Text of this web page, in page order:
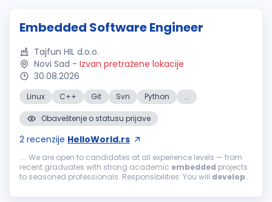
Embedded Software Engineer
Tajfun HIL d.o.o.
Novi Sad - Izvan pretražene lokacije
30.08.2026
Linux C++ Git Svn Python ...
Obaveštenje o statusu prijave
2 recenzije HelloWorld.rs
.... We are open to candidates at all experience levels — from
recent graduates with strong academic embedded projects
to seasoned professionals. Responsibilities: You will develop
embedded